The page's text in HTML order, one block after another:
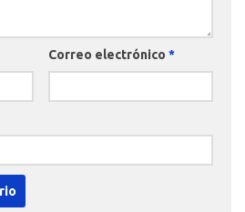
Correo electrónico *